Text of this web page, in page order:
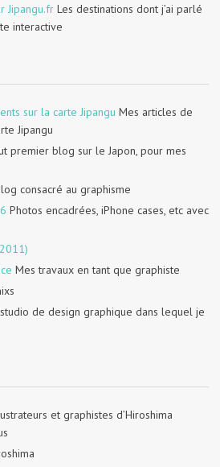
Jipangu.fr Les destinations dont j’ai parlé
interactive
sur la carte Jipangu Mes articles de
Jipangu
premier blog sur le Japon, pour mes
consacré au graphisme
Photos encadrées, iPhone cases, etc avec
Mes travaux en tant que graphiste
de design graphique dans lequel je
et graphistes d’Hiroshima